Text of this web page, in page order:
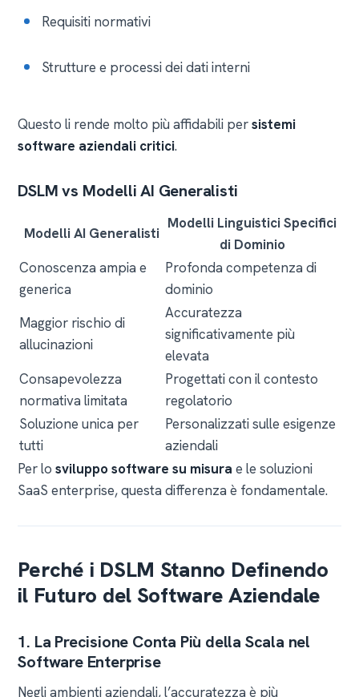
Requisiti normativi
Strutture e processi dei dati interni
Questo li rende molto più affidabili persistemi
software aziendali critici.
DSLM vs Modelli AI Generalisti
Modelli AI Generalisti
Modelli Linguistici Specifici
di Dominio
Conoscenza ampia e
generica
Profonda competenza di
dominio
Maggior rischio di
allucinazioni
Accuratezza
significativamente più
elevata
Consapevolezza
normativa limitata
Progettati con il contesto
regolatorio
Soluzione unica per
tutti
Personalizzati sulle esigenze
aziendali
Per losviluppo software su misura e le soluzioni
SaaS enterprise, questa differenza è fondamentale.
Perché i DSLM Stanno Definendo
il Futuro del Software Aziendale
1. La Precisione Conta Più della Scala nel
Software Enterprise
Negli ambienti aziendali, l’accuratezza è più